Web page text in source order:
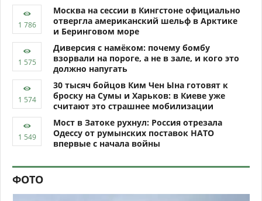
Москва на сессии в Кингстоне официально
отвергла американский шельф в Арктике
и Беринговом море
Диверсия с намёком: почему бомбу
взорвали на пороге, а не в зале, и кого это
должно напугать
30 тысяч бойцов Ким Чен Ына готовят к
броску на Сумы и Харьков: в Киеве уже
считают это страшнее мобилизации
Мост в Затоке рухнул: Россия отрезала
Одессу от румынских поставок НАТО
впервые с начала войны
ФОТО